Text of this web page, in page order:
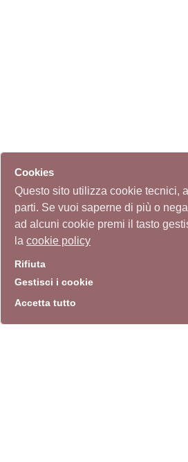
Cookies
Questo sito utilizza cookie tecnici,
parti. Se vuoi saperne di più o
ad alcuni cookie premi il tasto
la cookie policy
Rifiuta
Gestisci i cookie
Accetta tutto